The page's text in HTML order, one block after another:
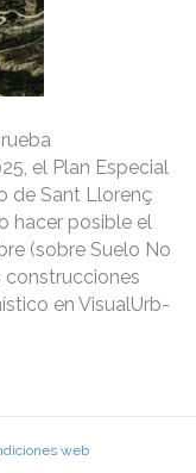
el Plan Especial
de Sant Llorenç
hacer posible el
(sobre Suelo No
construcciones
en VisualUrb-
web